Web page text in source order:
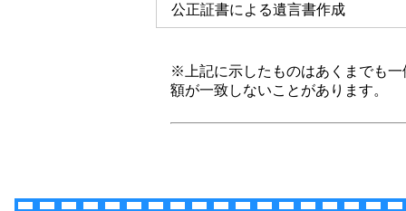
公正証書による遺言書作成
※上記に示したものはあくまでも
額が一致しないことがあります。